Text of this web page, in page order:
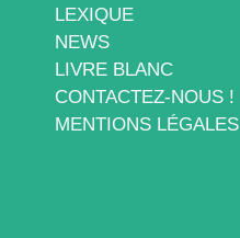
LEXIQUE
NEWS
LIVRE BLANC
CONTACTEZ-NOUS !
MENTIONS LÉGALES